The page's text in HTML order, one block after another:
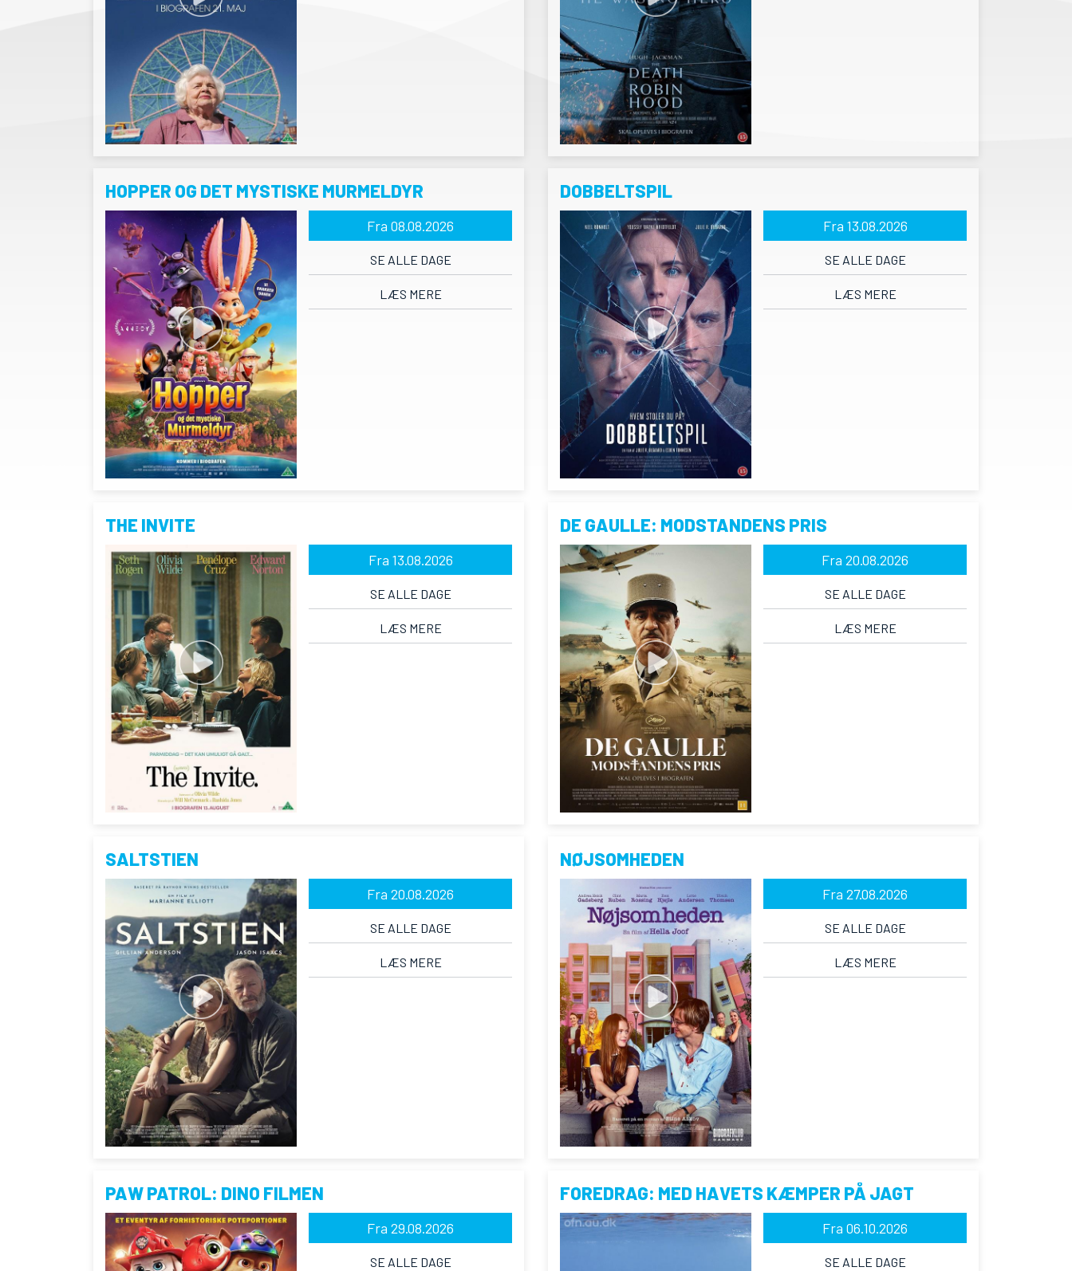
HOPPER OG DET MYSTISKE MURMELDYR
Fra 08.08.2026
SE ALLE DAGE
LÆS MERE
DOBBELTSPIL
Fra 13.08.2026
SE ALLE DAGE
LÆS MERE
THE INVITE
Fra 13.08.2026
SE ALLE DAGE
LÆS MERE
DE GAULLE: MODSTANDENS PRIS
Fra 20.08.2026
SE ALLE DAGE
LÆS MERE
SALTSTIEN
Fra 20.08.2026
SE ALLE DAGE
LÆS MERE
NØJSOMHEDEN
Fra 27.08.2026
SE ALLE DAGE
LÆS MERE
PAW PATROL: DINO FILMEN
Fra 29.08.2026
SE ALLE DAGE
FOREDRAG: MED HAVETS KÆMPER PÅ JAGT
Fra 06.10.2026
SE ALLE DAGE